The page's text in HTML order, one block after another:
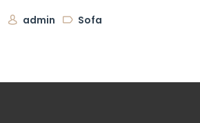
admin Sofa